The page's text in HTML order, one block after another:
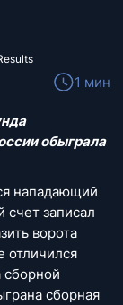
1 мин
обыграла
нападающий
счет записал
ворота
отличился
сборная